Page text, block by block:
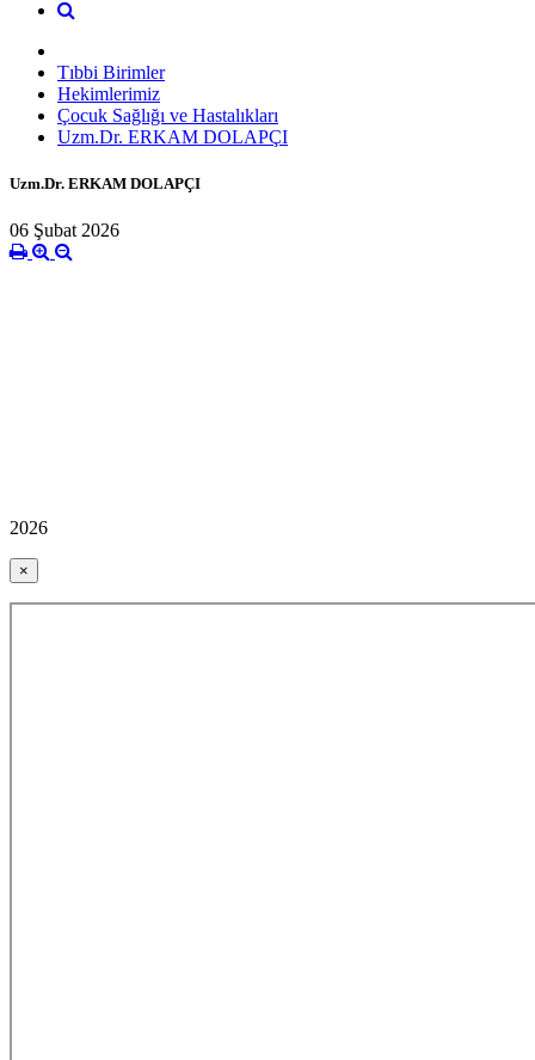
Tıbbi Birimler
Hekimlerimiz
Çocuk Sağlığı ve Hastalıkları
Uzm.Dr. ERKAM DOLAPÇI
Uzm.Dr. ERKAM DOLAPÇI
06 Şubat 2026
2026
×